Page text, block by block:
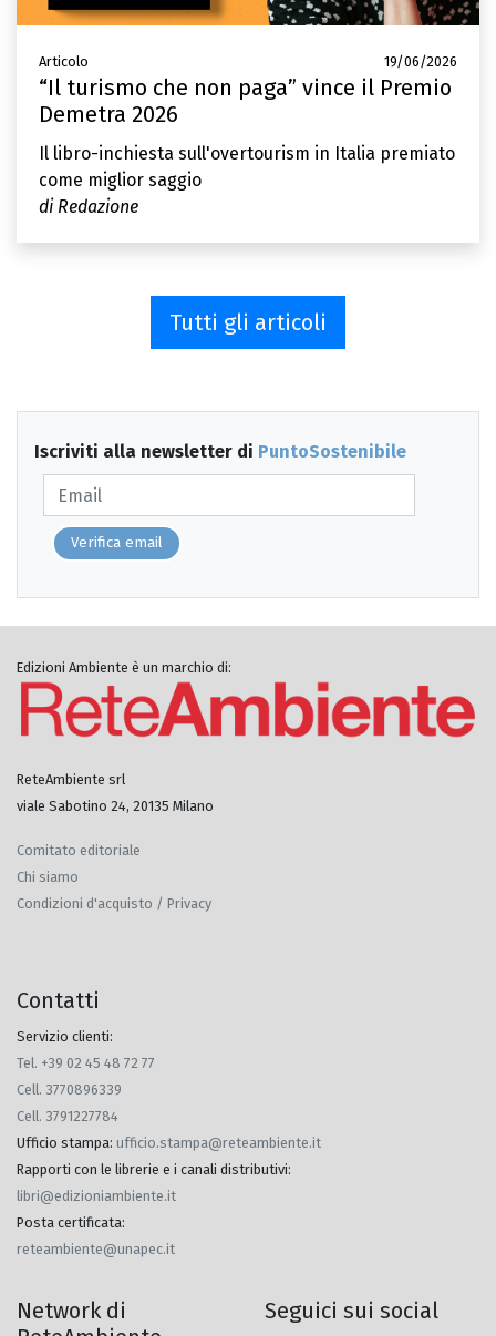
Articolo 19/06/2026
“Il turismo che non paga” vince il Premio
Demetra 2026
Il libro-inchiesta sull'overtourism in Italia premiato
come miglior saggio
di Redazione
Tutti gli articoli
Iscriviti alla newsletter di PuntoSostenibile
Verifica email
Edizioni Ambiente è un marchio di:
ReteAmbiente srl
viale Sabotino 24, 20135 Milano
Comitato editoriale
Chi siamo
Condizioni d'acquisto / Privacy
Contatti
Servizio clienti:
Tel. +39 02 45 48 72 77
Cell. 3770896339
Cell. 3791227784
Ufficio stampa: ufficio.stampa@reteambiente.it
Rapporti con le librerie e i canali distributivi:
libri@edizioniambiente.it
Posta certificata:
reteambiente@unapec.it
Network di
Seguici sui social